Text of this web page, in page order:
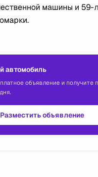
машины и 59-
автомобиль
объявление и получите
Разместить объявление